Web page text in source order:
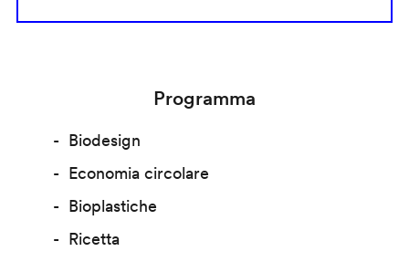
Programma
Biodesign
Economia circolare
Bioplastiche
Ricetta